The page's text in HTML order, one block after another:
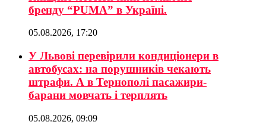
бренду “PUMA” в Україні.
05.08.2026, 17:20
У Львові перевірили кондиціонери в
автобусах: на порушників чекають
штрафи. А в Тернополі пасажири-
барани мовчать і терплять
05.08.2026, 09:09